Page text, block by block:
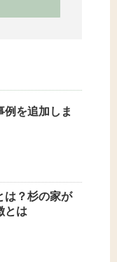
例を追加しま
は？杉の家が
とは